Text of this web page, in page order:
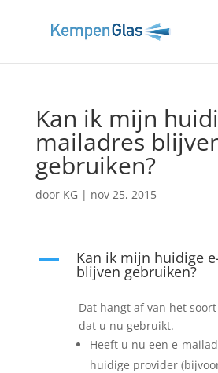
Kan ik mijn
mailadres
gebruiken?
door KG | nov 25, 2015
A Kan ik mijn huidige
blijven gebruiken?
Dat hangt af van het
dat u nu gebruikt.
Heeft u nu een e-
huidige provider